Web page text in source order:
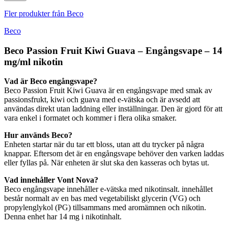
Fler produkter från Beco
Beco
Beco Passion Fruit Kiwi Guava – Engångsvape – 14
mg/ml nikotin
Vad är Beco engångsvape?
Beco Passion Fruit Kiwi Guava är en engångsvape med smak av
passionsfrukt, kiwi och guava med e-vätska och är avsedd att
användas direkt utan laddning eller inställningar. Den är gjord för att
vara enkel i formatet och kommer i flera olika smaker.
Hur används Beco?
Enheten startar när du tar ett bloss, utan att du trycker på några
knappar. Eftersom det är en engångsvape behöver den varken laddas
eller fyllas på. När enheten är slut ska den kasseras och bytas ut.
Vad innehåller Vont Nova?
Beco engångsvape innehåller e-vätska med nikotinsalt. innehållet
består normalt av en bas med vegetabiliskt glycerin (VG) och
propylenglykol (PG) tillsammans med aromämnen och nikotin.
Denna enhet har 14 mg i nikotinhalt.